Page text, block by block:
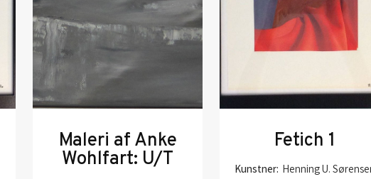
Maleri af Anke
Wohlfart: U/T
Fetich 1
Kunstner: Henning U.